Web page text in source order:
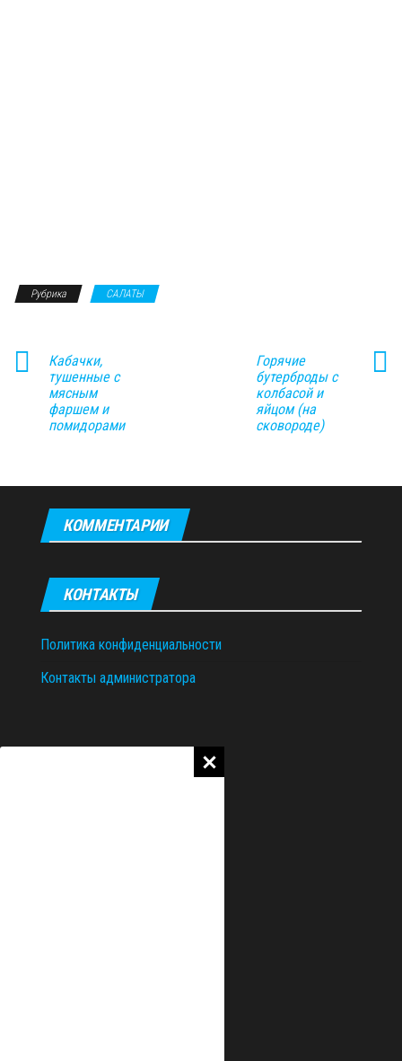
Рубрика САЛАТЫ
Кабачки,
тушенные с
мясным
фаршем и
помидорами
Горячие
бутерброды с
колбасой и
яйцом (на
сковороде)
КОММЕНТАРИИ
КОНТАКТЫ
Политика конфиденциальности
Контакты администратора